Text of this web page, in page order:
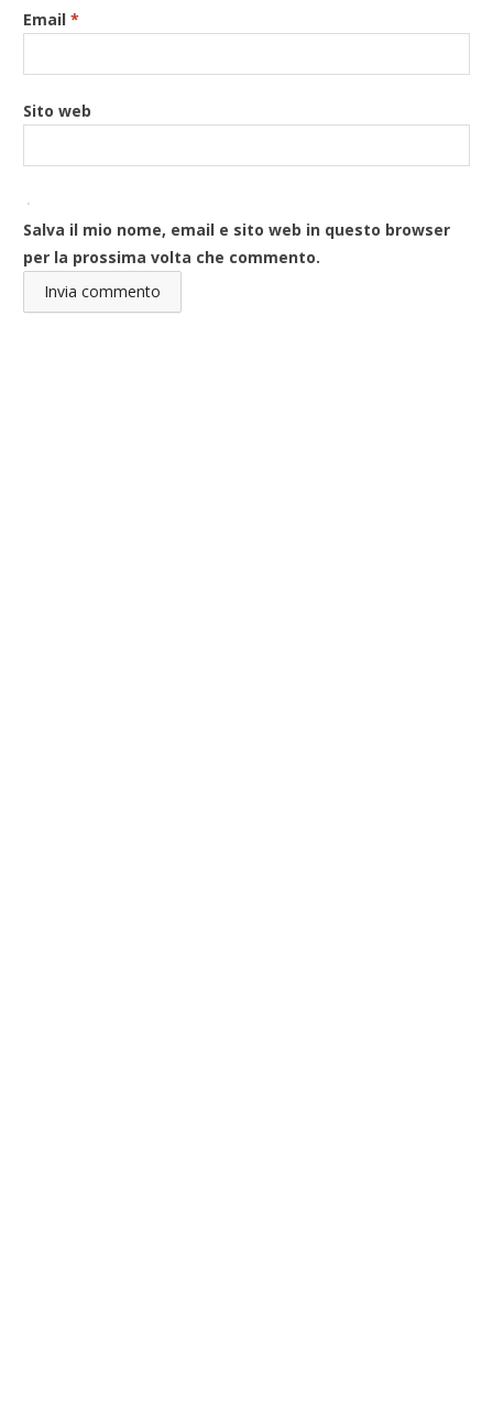
Email*
Sito web
Salva il mio nome, email e sito web in questo browser
per la prossima volta che commento.